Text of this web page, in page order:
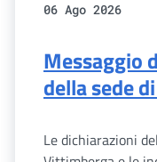
06 Ago 2026
Messaggio
della sede
Le dichiarazioni